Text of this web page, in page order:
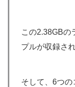
この2.38GBの
プルが収録さ
そして、6つ